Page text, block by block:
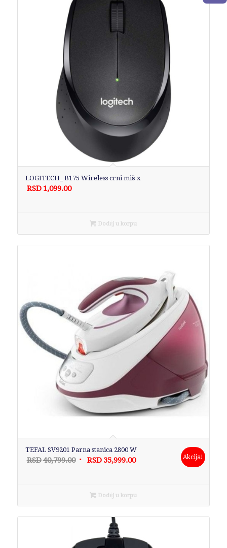
LOGITECH_ B175 Wireless crni miš x
RSD 1,099.00
Dodaj u korpu
TEFAL SV9201 Parna stanica 2800 W
RSD40,799.00 Originalna
bila:
RSD40,799.00.
RSD 35,999.00Trenutna
RSD35,999.00.
Akcija!
Dodaj u korpu